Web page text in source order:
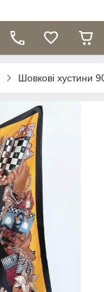
Шовкові хустини